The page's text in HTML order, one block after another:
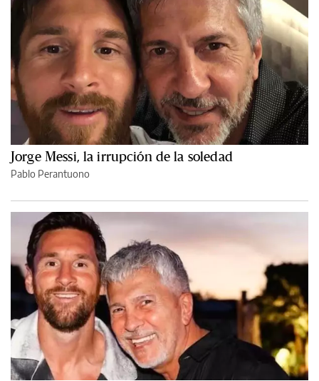
Jorge Messi, la irrupción de la soledad
Pablo Perantuono